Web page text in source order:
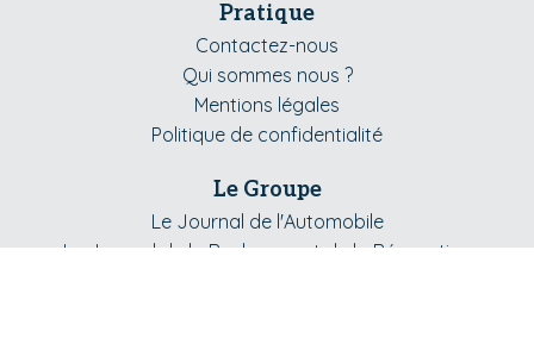
Pratique
Contactez-nous
Qui sommes nous ?
Mentions légales
Politique de confidentialité
Le Groupe
Le Journal de l'Automobile
Le Journal de la Rechange et de la Réparation